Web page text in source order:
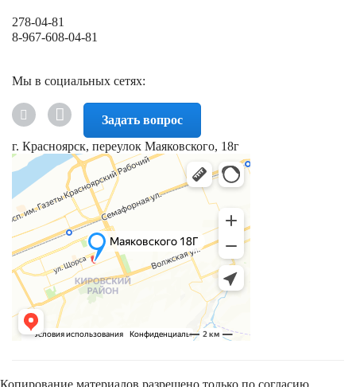
278-04-81
8-967-608-04-81
Мы в социальных сетях:
Задать вопрос
г. Красноярск, переулок Маяковского, 18г